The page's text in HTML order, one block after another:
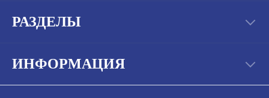
РАЗДЕЛЫ
ИНФОРМАЦИЯ